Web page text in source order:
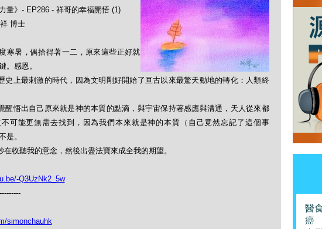
量》- EP286 - 祥哥的幸福開悟 (1)
博士
寒暑，偶拾得著一二，原來這些正好就
。感恩。
史上最刺激的時代，因為文明剛好開始了亘古以來最驚天動地的轉化：人類終
醒悟出自己原來就是神的本質的點滴，與宇宙保持著感應與溝通，天人從來都
可能更無需去找到，因為我們本來就是神的本質（自己竟然忘記了這個事
是。
在收聽我的意念，然後出盡法寶來成全我的期望。
Q3UzNk2_5w
simonchauhk
醫
癌